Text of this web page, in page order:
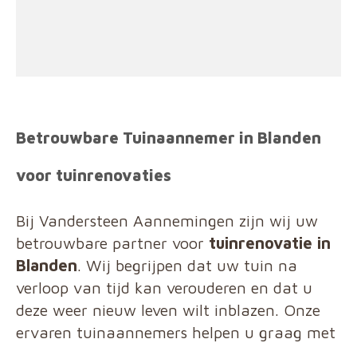
Betrouwbare Tuinaannemer in Blanden
voor tuinrenovaties
Bij Vandersteen Aannemingen zijn wij uw
betrouwbare partner voor tuinrenovatie in
Blanden. Wij begrijpen dat uw tuin na
verloop van tijd kan verouderen en dat u
deze weer nieuw leven wilt inblazen. Onze
ervaren tuinaannemers helpen u graag met